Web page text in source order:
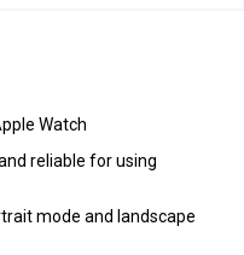
Watch
reliable for using
mode and landscape